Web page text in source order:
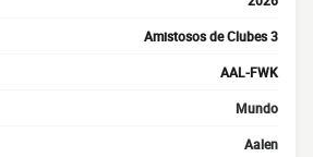
Amistosos de Clubes 3
AAL-FWK
Mundo
Aalen